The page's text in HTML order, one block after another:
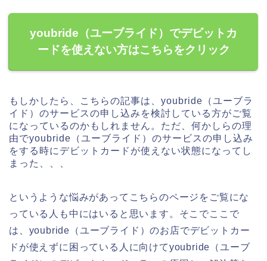
youbride（ユーブライド）でデビットカ
ードを使えない方はこちらをクリック
もしかしたら、こちらの記事は、youbride（ユーブラ
イド）のサービスの申し込みを検討している方がご覧
になっているのかもしれません。ただ、何かしらの理
由でyoubride（ユーブライド）のサービスの申し込み
をする時にデビットカードが使えない状態になってし
まった、、、
というような悩みがあってこちらのページをご覧にな
っている人も中にはいると思います。そこでここで
は、youbride（ユーブライド）のお店でデビットカー
ドが使えずに困っている人に向けてyoubride（ユーブ